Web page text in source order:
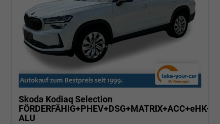
Skoda Kodiaq Selection
ALU